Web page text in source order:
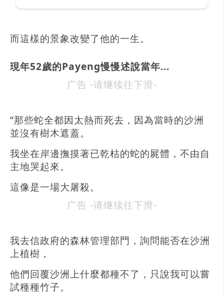
而這樣的景象改變了他的一生。
現年52歲的Payeng慢慢述說當年...
广告 -请继续往下滑-
“那些蛇全都因太熱而死去，因為當時的沙洲
並沒有樹木遮蓋。
我坐在岸邊撫摸著已乾枯的蛇的屍體，不由自
主地哭起來。
這像是一場大屠殺。
广告 -请继续往下滑-
我去信政府的森林管理部門，詢問能否在沙洲
上植樹，
他們回覆沙洲上什麼都種不了，只說我可以嘗
試種種竹子。